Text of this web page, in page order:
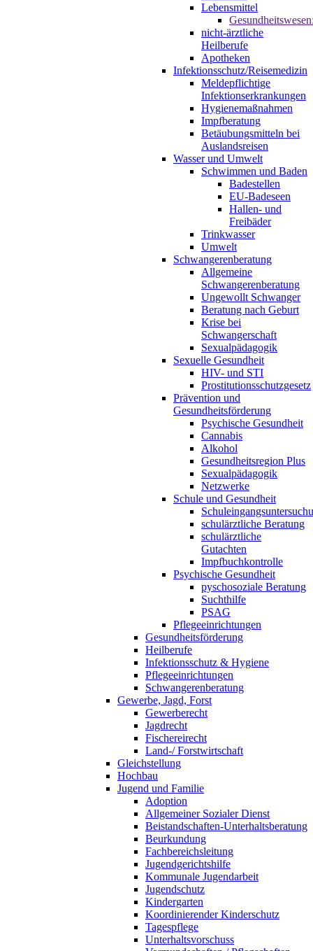
Lebensmittel
nicht-ärztliche
Heilberufe
Apotheken
Infektionsschutz/Reisemedizin
Meldepflichtige
Infektionserkrankungen
Hygienemaßnahmen
Impfberatung
Betäubungsmitteln bei
Auslandsreisen
Wasser und Umwelt
Schwimmen und Baden
Badestellen
EU-Badeseen
Hallen- und
Freibäder
Trinkwasser
Umwelt
Schwangerenberatung
Allgemeine
Schwangerenberatung
Ungewollt Schwanger
Beratung nach Geburt
Krise bei
Schwangerschaft
Sexualpädagogik
Sexuelle Gesundheit
HIV- und STI
Prostitutionsschutzgesetz
Prävention und
Gesundheitsförderung
Psychische Gesundheit
Cannabis
Alkohol
Gesundheitsregion Plus
Sexualpädagogik
Netzwerke
Schule und Gesundheit
schulärztliche Beratung
schulärztliche
Gutachten
Impfbuchkontrolle
Psychische Gesundheit
pyschosoziale Beratung
Suchthilfe
PSAG
Pflegeeinrichtungen
Gesundheitsförderung
Heilberufe
Infektionsschutz & Hygiene
Pflegeeinrichtungen
Schwangerenberatung
Gewerbe, Jagd, Forst
Gewerberecht
Jagdrecht
Fischereirecht
Land-/ Forstwirtschaft
Gleichstellung
Hochbau
Jugend und Familie
Adoption
Allgemeiner Sozialer Dienst
Beistandschaften-Unterhaltsberatung
Beurkundung
Fachbereichsleitung
Jugendgerichtshilfe
Kommunale Jugendarbeit
Jugendschutz
Kindergarten
Koordinierender Kinderschutz
Tagespflege
Unterhaltsvorschuss